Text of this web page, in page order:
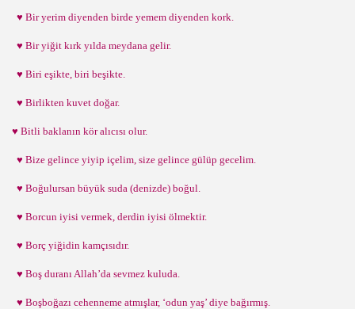
♥ Bir yerim diyenden birde yemem diyenden kork.
♥ Bir yiğit kırk yılda meydana gelir.
♥ Biri eşikte, biri beşikte.
♥ Birlikten kuvet doğar.
♥ Bitli baklanın kör alıcısı olur.
♥ Bize gelince yiyip içelim, size gelince gülüp gecelim.
♥ Boğulursan büyük suda (denizde) boğul.
♥ Borcun iyisi vermek, derdin iyisi ölmektir.
♥ Borç yiğidin kamçısıdır.
♥ Boş duranı Allah’da sevmez kuluda.
♥ Boşboğazı cehenneme atmışlar, ‘odun yaş’ diye bağırmış.